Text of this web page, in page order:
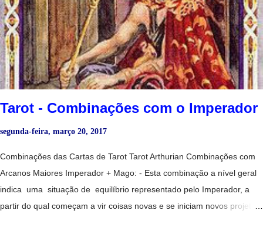
Tristeza, falta de comunicação. - Introversão. - Uma pessoa
extremamente sensível, mas não manipula muito bem as suas
capacidades. - Amor platônico irrealizável. - Período de extrema
cautela, nada é o que parece. - Magia amorosa. - Ma terni...
Tarot - Combinações com o Imperador
segunda-feira, março 20, 2017
Combinações das Cartas de Tarot Tarot Arthurian Combinações com
Arcanos Maiores Imperador + Mago: - Esta combinação a nível geral
indica uma situação de equilíbrio representado pelo Imperador, a
partir do qual começam a vir coisas novas e se iniciam novos projetos,